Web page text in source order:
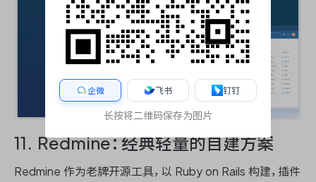
11. Redmine：经典轻量的自建方案
Redmine 作为老牌开源工具，以 Ruby on Rails 构建，插件
企微 飞书 钉钉
长按将二维码保存为图片